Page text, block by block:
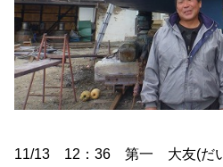
11/13 12：36 第一 大友(だ